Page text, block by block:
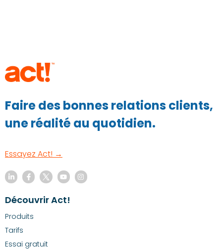
Faire des bonnes relations clients,
une réalité au quotidien.
Essayez Act! →
Découvrir Act!
Produits
Tarifs
Essai gratuit